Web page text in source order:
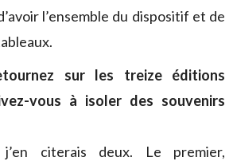
l’ensemble du dispositif et de
sur les treize éditions
vous à isoler des souvenirs
citerais deux. Le premier,